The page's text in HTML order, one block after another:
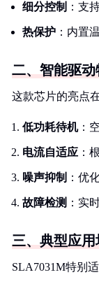
细分控制 ：支
热保护 ：内置
二、智能驱
这款芯片的亮点
低功耗待机：
电流自适应 ：
噪声抑制 ：优
故障检测 ：实
三、典型应
SLA7031M特别